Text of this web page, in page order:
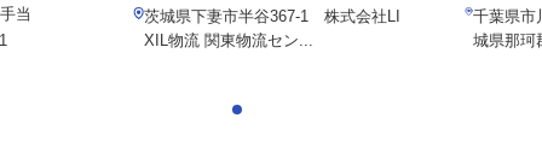
当
茨城県下妻市半谷367-1 株式会社LI
XIL物流 関東物流セン...
千葉県市
城県那珂